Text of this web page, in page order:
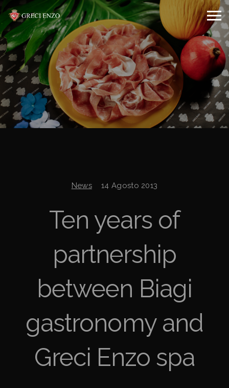
News 14 Agosto 2013
Ten years of
partnership
between Biagi
gastronomy and
Greci Enzo spa